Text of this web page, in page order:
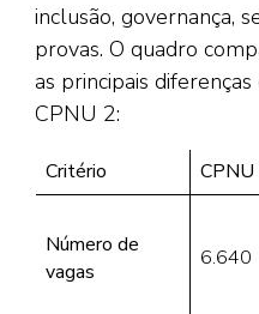
inclusão, governança,
provas. O quadro
as principais
CPNU 2:
Critério CPNU
Número de
vagas
6.640